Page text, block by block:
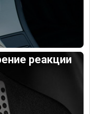
реакции